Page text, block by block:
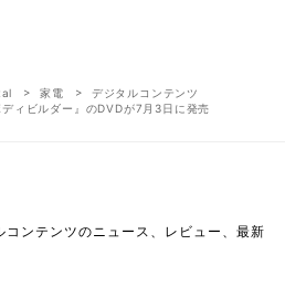
家電
デジタルコンテンツ
ィビルダー』のDVDが7月3日に発売
ンテンツのニュース、レビュー、最新